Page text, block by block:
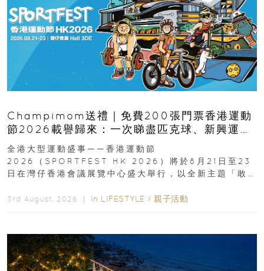
Champimom送禮｜免費200張門票香港運動
節2026載譽歸來：一次睇盡匹克球、新興運
動、街舞比賽＋逾百運動品牌展覽
全港大型運動盛事——香港運動節
2026（SPORTFEST HK 2026）將於8月21日至23
日在灣仔香港會議展覽中心盛大舉行，以全新主題「敢
3rd August, 2026 ｜ In LIFESTYLE / 親子活動